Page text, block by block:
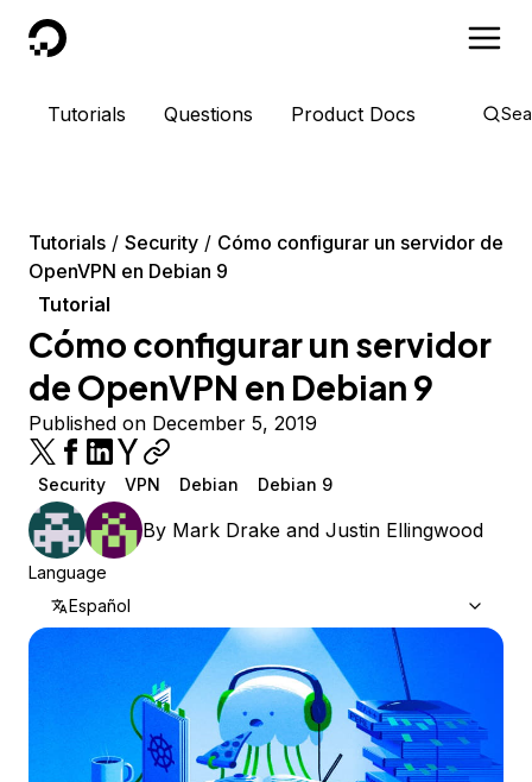
DigitalOcean
Tutorials Questions Product Docs
Tutorials Security
Cómo configurar un servidor de
OpenVPN en Debian 9
Tutorial
Cómo configurar un servidor
de OpenVPN en Debian 9
Published on December 5, 2019
Security VPN Debian Debian 9
By Mark Drake and Justin Ellingwood
Language
Español